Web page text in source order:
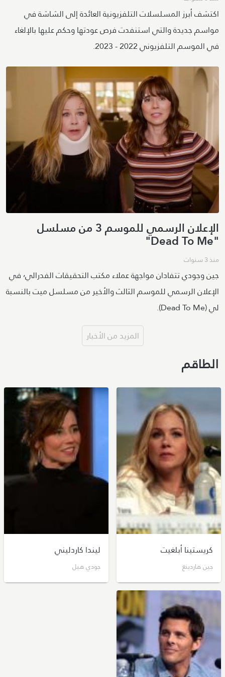
اكتشف أبرز المسلسلات التلفزيونية العائدة إلى الشاشة في
مواسم جديدة والتي استنفدت فرص عودتها وحكم عليها بالإلغاء
في الموسم التلفزيوني 2022 - 2023.
الإعلان الرسمي للموسم 3 من مسلسل
"Dead To Me"
منذ 3 سنوات
جين وجودي تتفادان مواجهة عملاء مكتب التحقيقات الفدرالي٬ في
الإعلان الرسمي للموسم الثالث والأخير من مسلسل ميت بالنسبة
لي (Dead To Me).
المزيد من الأخبار
الطاقم
كريستينا أبلغيت
جين هاردينغ
ليندا كاردليني
جودي هيل